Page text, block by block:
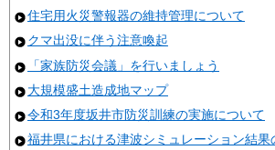
住宅用火災警報器の維持管理について
クマ出没に伴う注意喚起
「家族防災会議」を行いましょう
大規模盛土造成地マップ
令和3年度坂井市防災訓練の実施について
福井県における津波シミュレーション結果